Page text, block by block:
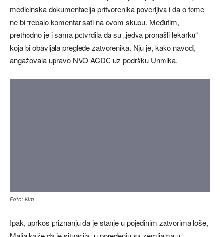
medicinska dokumentacija pritvorenika poverljiva i da o tome
ne bi trebalo komentarisati na ovom skupu. Međutim,
prethodno je i sama potvrdila da su „jedva pronašli lekarku“
koja bi obavljala preglede zatvorenika. Nju je, kako navodi,
angažovala upravo NVO ACDC uz podršku Unmika.
Foto: Kim
Ipak, uprkos priznanju da je stanje u pojedinim zatvorima loše,